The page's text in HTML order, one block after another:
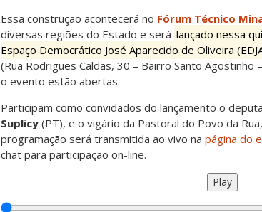
Essa construção acontecerá no Fórum Técnico
diversas regiões do Estado e será lançado nessa
Espaço Democrático José Aparecido de Oliveira
(Rua Rodrigues Caldas, 30 – Bairro Santo
o evento estão abertas.
Participam como convidados do lançamento o
Suplicy (PT), e o vigário da Pastoral do Povo da
programação será transmitida ao vivo na página do
chat para participação on-line.
Play